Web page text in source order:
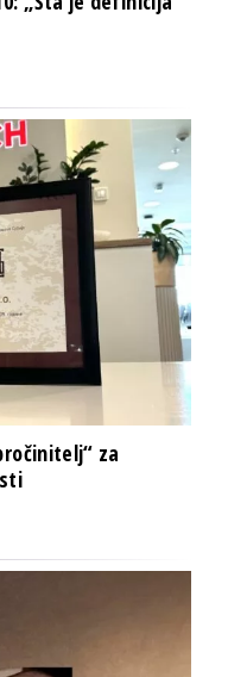
za